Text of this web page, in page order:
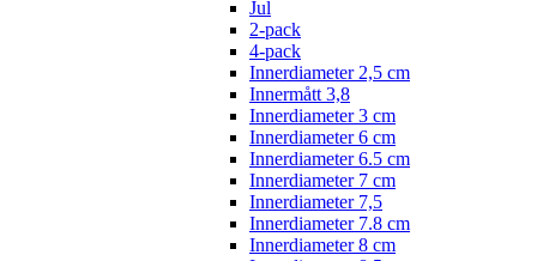
Jul
2-pack
4-pack
Innerdiameter 2,5 cm
Innermått 3,8
Innerdiameter 3 cm
Innerdiameter 6 cm
Innerdiameter 6.5 cm
Innerdiameter 7 cm
Innerdiameter 7,5
Innerdiameter 7.8 cm
Innerdiameter 8 cm